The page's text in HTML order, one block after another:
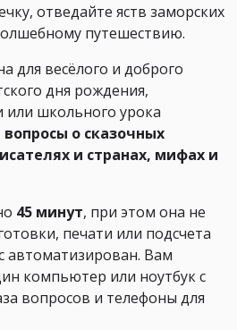
отведайте яств заморских
путешествию.
для весёлого и доброго
дня рождения,
или школьного урока
вопросы о сказочных
и странах, мифах и
45 минут, при этом она не
печати или подсчета
автоматизирован. Вам
компьютер или ноутбук с
вопросов и телефоны для